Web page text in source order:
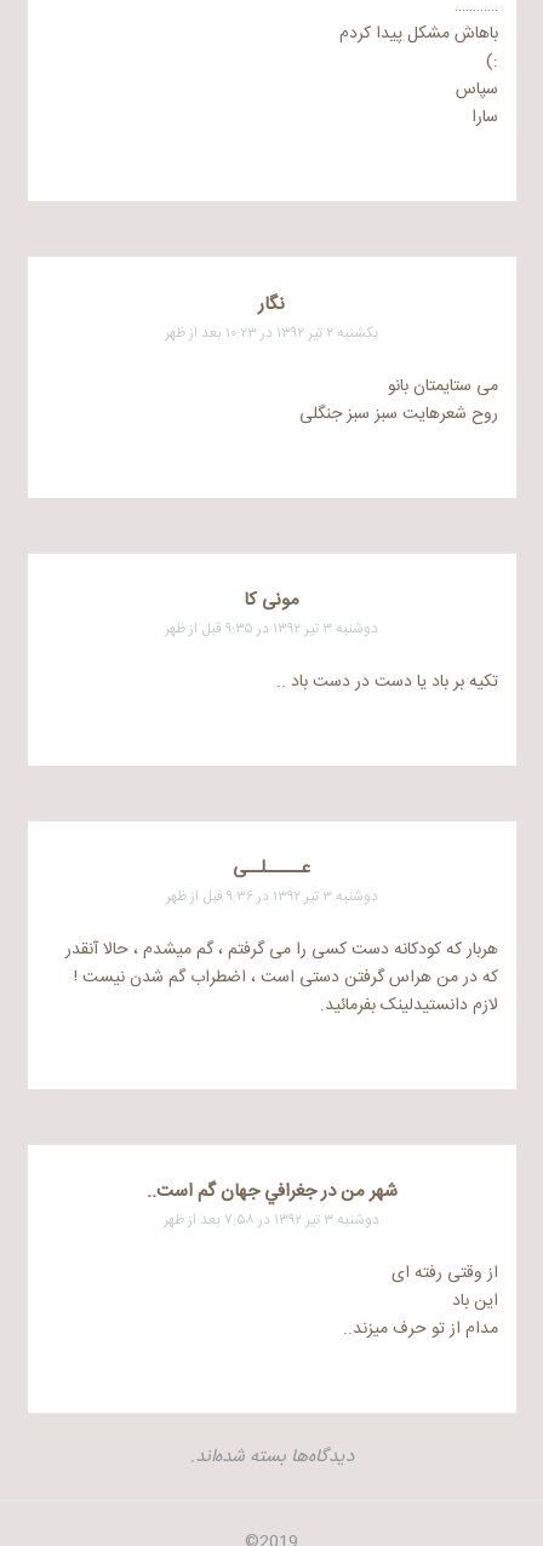
…………
باهاش مشکل پیدا کردم
:)
سپاس
سارا
نگار
یکشنبه ۲ تیر ۱۳۹۲ در ۱۰:۲۳ بعد از ظهر
می ستایمتان بانو
روح شعرهایت سبز سبز جنگلی
مونی کا
دوشنبه ۳ تیر ۱۳۹۲ در ۹:۳۵ قبل از ظهر
تکیه بر باد یا دست در دست باد ..
عـــــلــی
دوشنبه ۳ تیر ۱۳۹۲ در ۹:۳۶ قبل از ظهر
هربار که کودکانه دست کسی را می گرفتم ، گم میشدم ، حالا آنقدر
که در من هراس گرفتن دستی است ، اضطراب گم شدن نیست !
لازم دانستیدلینک بفرمائید.
شهر من در جغرافي جهان گم است..
دوشنبه ۳ تیر ۱۳۹۲ در ۷:۵۸ بعد از ظهر
از وقتی رفته ای
این باد
مدام از تو حرف میزند..
دیدگاه‌ها بسته شده‌اند.